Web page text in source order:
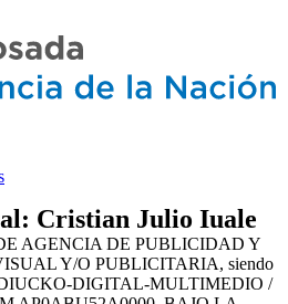
Cristian Julio Iuale
AGENCIA DE PUBLICIDAD Y
Y/O PUBLICITARIA, siendo
DIGITAL-MULTIMEDIO /